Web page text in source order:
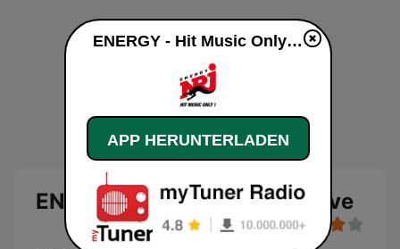
ENERGY - Hit Music Only! Live
ENERGY - Hit Music Only! live
APP HERUNTERLADEN